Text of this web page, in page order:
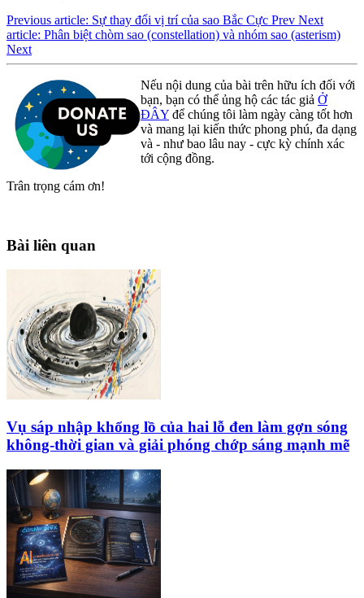
Previous article: Sự thay đổi vị trí của sao Bắc Cực Prev Next
article: Phân biệt chòm sao (constellation) và nhóm sao (asterism)
Next
Nếu nội dung của bài trên hữu ích đối với
bạn, bạn có thể ủng hộ các tác giả Ở
ĐÂY để chúng tôi làm ngày càng tốt hơn
và mang lại kiến thức phong phú, đa dạng
và - như bao lâu nay - cực kỳ chính xác
tới cộng đồng.
Trân trọng cám ơn!
Bài liên quan
Vụ sáp nhập khổng lồ của hai lỗ đen làm gợn sóng
không-thời gian và giải phóng chớp sáng mạnh mẽ